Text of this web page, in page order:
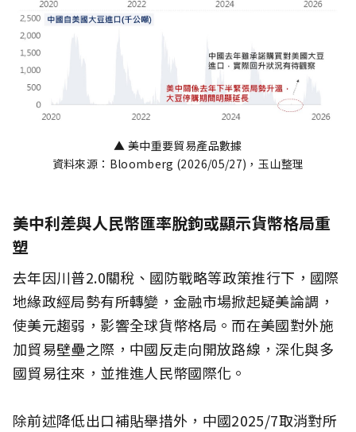
▲ 美中重要貿易產品數據
資料來源：Bloomberg (2026/05/27)，玉山整理
美中利差與人民幣匯率脫鉤或顯示貨幣格局重
塑
去年因川普2.0關稅、國防戰略等政策推行下，國際
地緣政經局勢有所轉變，金融市場掀起疑美論調，
使美元趨弱，影響全球貨幣格局。而在美國對外施
加貿易壁壘之際，中國反走向開放路線，深化與多
國貿易往來，並推進人民幣國際化。
除前述降低出口補貼舉措外，中國2025/7取消對所